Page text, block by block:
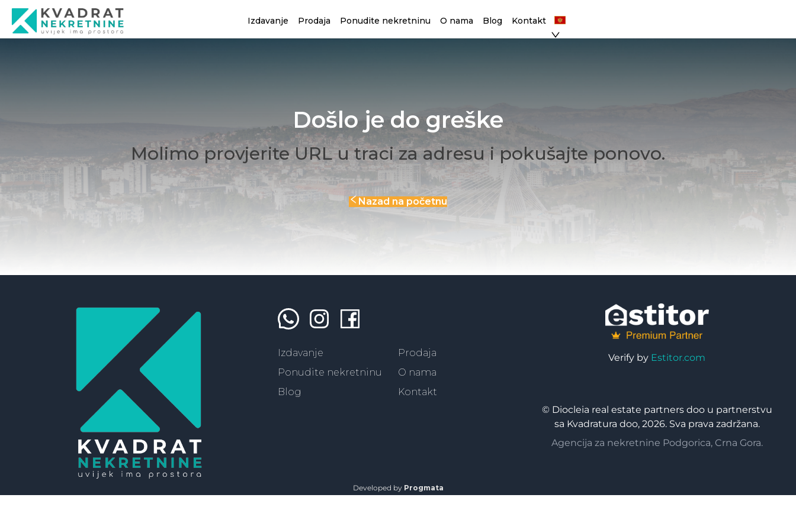
Izdavanje Prodaja Ponudite nekretninu O nama Blog Kontakt
Došlo je do greške
Molimo provjerite URL u traci za adresu i pokušajte ponovo.
Nazad na početnu
Izdavanje
Prodaja
Ponudite nekretninu
O nama
Blog
Kontakt
Verify by Estitor.com
© Diocleia real estate partners doo u partnerstvu
sa Kvadratura doo, 2026. Sva prava zadržana.
Agencija za nekretnine Podgorica, Crna Gora.
Developed by Progmata